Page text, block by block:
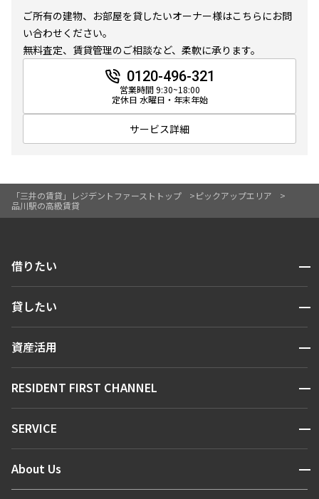
「三井の賃貸」レジデントファーストトップ
ピックアップエリア
品川駅の高級賃貸
ご所有の建物、お部屋を貸したいオーナー様はこちらにお問
い合わせください。
無料査定、賃貸管理のご相談など、柔軟に承ります。
0120-496-321
営業時間 9:30~18:00
定休日 水曜日・年末年始
サービス詳細
借りたい 開閉
人気エリアから探す
新着情報から探す
新着募集情報
貸したい 開閉
お問い合わせ
資産活用 開閉
お問い合わせ
RESIDENT FIRST CHANNEL 開閉
マンションレポート
住まいのコラム
SERVICE 開閉
会員ページ
About Us 開閉